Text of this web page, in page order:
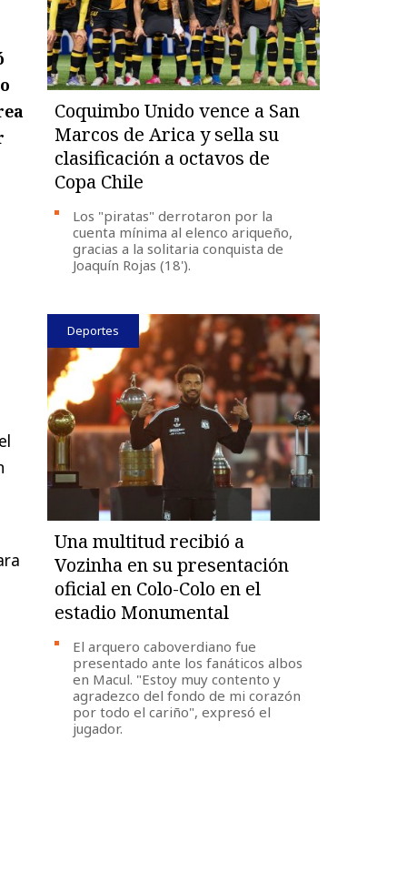
Coquimbo Unido vence a San
Marcos de Arica y sella su
clasificación a octavos de
Copa Chile
Los "piratas" derrotaron por la
cuenta mínima al elenco ariqueño,
gracias a la solitaria conquista de
Joaquín Rojas (18').
Deportes
Una multitud recibió a
Vozinha en su presentación
oficial en Colo-Colo en el
estadio Monumental
El arquero caboverdiano fue
presentado ante los fanáticos albos
en Macul. "Estoy muy contento y
agradezco del fondo de mi corazón
por todo el cariño", expresó el
jugador.